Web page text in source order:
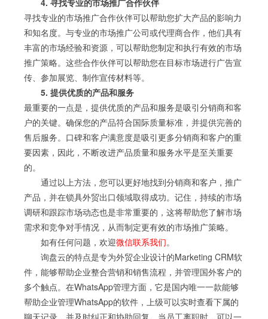
4. 寻找专业的市场推广合作伙伴
寻找专业的市场推广合作伙伴可以帮助您扩大产品的影响力
和知名度。与专业的市场推广公司或代理商合作，他们具有
丰富的市场经验和资源，可以帮助您制定和执行有效的市场
推广策略。这些合作伙伴可以帮助您在目标市场进行广告宣
传、参加展览、制作宣传材料等。
5. 提供优质的产品和服务
最重要的一点是，提供优质的产品和服务是吸引分销商和客
户的关键。确保您的产品符合国际质量标准，并提供完善的
售后服务。口碑和客户满意度是吸引更多分销商和客户的重
要因素，因此，不断改进产品质量和服务水平是至关重要
的。
通过以上方法，您可以更好地找到分销商和客户，推广
产品，并在锁具外贸出口领域取得成功。记住，持续的市场
调研和跟踪市场动态也是非常重要的，这将帮助您了解市场
需求和竞争对手情况，从而制定更有效的市场推广策略。
如有任何问题，欢迎微信联系我们。
询盘云的特点是专为外贸企业设计的Marketing CRM软
件，能够帮助企业整合营销和销售流程，并管理国外客户的
多个触点。在WhatsApp管理方面，它是国内唯一一款能够
帮助企业管理WhatsApp的软件，上级可以实时查看下属的